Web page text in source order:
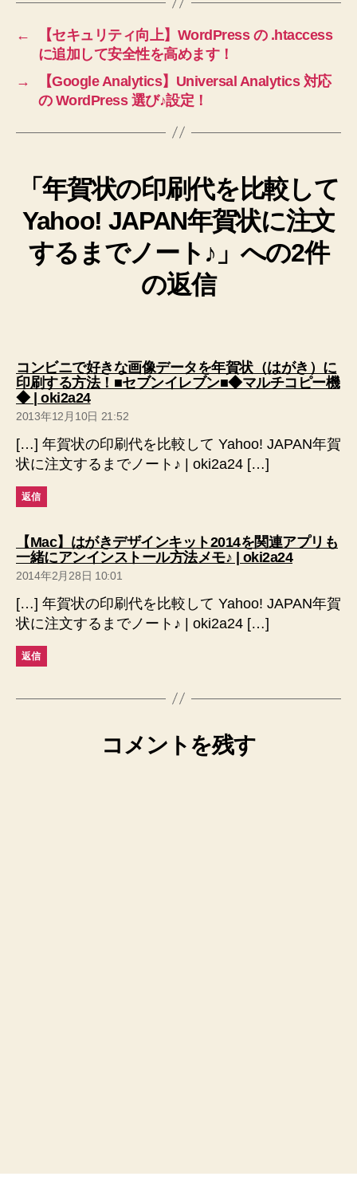
←
【セキュリティ向上】WordPress の .htaccess
に追加して安全性を高めます！
→
【Google Analytics】Universal Analytics 対応
の WordPress 選び♪設定！
「年賀状の印刷代を比較して
Yahoo! JAPAN年賀状に注文
するまでノート♪」への2件
の返信
コンビニで好きな画像データを年賀状（はがき）に
印刷する方法！■セブンイレブン■◆マルチコピー機
◆ | oki2a24の
発
言:
2013年12月10日 21:52
[…] 年賀状の印刷代を比較して Yahoo! JAPAN年賀
状に注文するまでノート♪ | oki2a24 […]
返信
【Mac】はがきデザインキット2014を関連アプリも
一緒にアンインストール方法メモ♪ | oki2a24の
2014年2月28日 10:01
[…] 年賀状の印刷代を比較して Yahoo! JAPAN年賀
状に注文するまでノート♪ | oki2a24 […]
返信
コメントを残す